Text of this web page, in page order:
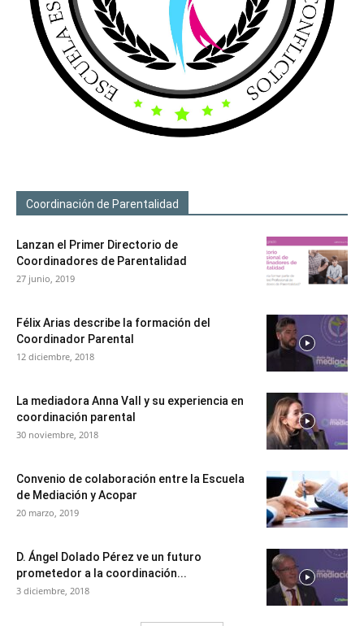
Coordinación de Parentalidad
Lanzan el Primer Directorio de
Coordinadores de Parentalidad
27 junio, 2019
Félix Arias describe la formación del
Coordinador Parental
12 diciembre, 2018
La mediadora Anna Vall y su experiencia en
coordinación parental
30 noviembre, 2018
Convenio de colaboración entre la Escuela
de Mediación y Acopar
20 marzo, 2019
D. Ángel Dolado Pérez ve un futuro
prometedor a la coordinación...
3 diciembre, 2018